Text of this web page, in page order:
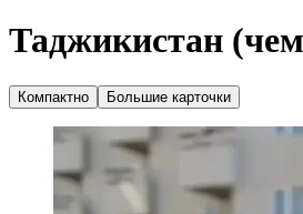
Таджикистан
Компактно Большие карточки